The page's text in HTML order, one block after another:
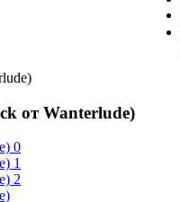
от Wanterlude)